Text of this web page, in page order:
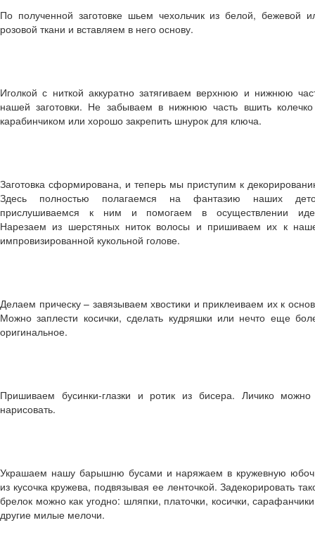
Детские стихи о временах года
Детские стихи к праздникам
По полученной заготовке шьем чехольчик из белой, бежевой
розовой ткани и вставляем в него основу.
Иголкой с ниткой аккуратно затягиваем верхнюю и нижнюю
нашей заготовки. Не забываем в нижнюю часть вшить
карабинчиком или хорошо закрепить шнурок для ключа.
Заготовка сформирована, и теперь мы приступим к
Здесь полностью полагаемся на фантазию наших
прислушиваемся к ним и помогаем в осуществлении
Нарезаем из шерстяных ниток волосы и пришиваем их к
импровизированной кукольной голове.
Делаем прическу – завязываем хвостики и приклеиваем их к
Можно заплести косички, сделать кудряшки или нечто еще
оригинальное.
Пришиваем бусинки-глазки и ротик из бисера. Личико
нарисовать.
Украшаем нашу барышню бусами и наряжаем в кружевную
из кусочка кружева, подвязывая ее ленточкой. Задекорировать
брелок можно как угодно: шляпки, платочки, косички,
другие милые мелочи.